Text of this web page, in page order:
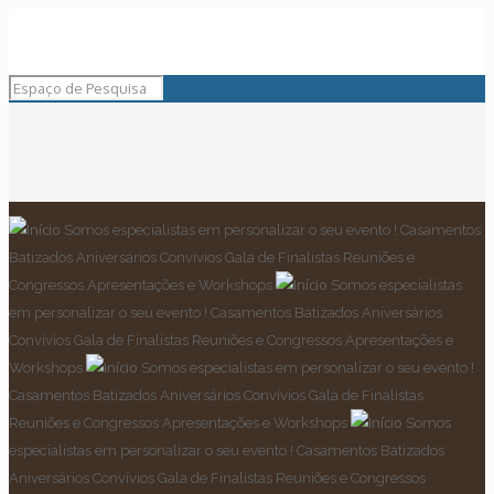
Somos especialistas em personalizar o seu evento ! Casamentos
Batizados Aniversários Convívios Gala de Finalistas Reuniões e
Congressos Apresentações e Workshops
Somos especialistas
em personalizar o seu evento ! Casamentos Batizados Aniversários
Convívios Gala de Finalistas Reuniões e Congressos Apresentações e
Workshops
Somos especialistas em personalizar o seu evento !
Casamentos Batizados Aniversários Convívios Gala de Finalistas
Reuniões e Congressos Apresentações e Workshops
Somos
especialistas em personalizar o seu evento ! Casamentos Batizados
Aniversários Convívios Gala de Finalistas Reuniões e Congressos